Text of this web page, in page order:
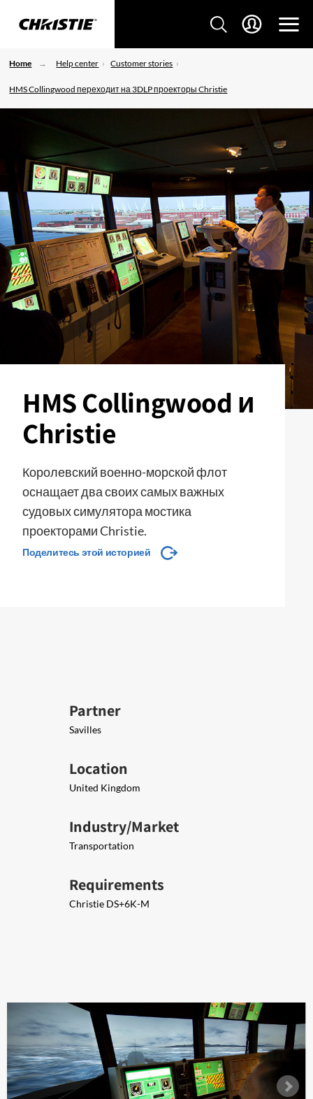
Home Help center Customer stories
HMS Collingwood переходит на 3DLP проекторы Christie
HMS Collingwood и
Christie
Королевский военно-морской флот
оснащает два своих самых важных
судовых симулятора мостика
проекторами Christie.
Поделитесь этой историей
Partner
Savilles
Location
United Kingdom
Industry/Market
Transportation
Requirements
Christie DS+6K-M